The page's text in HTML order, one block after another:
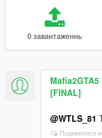
0 завантаженнь
Mafia2GTA5
[FINAL]
@WTLS_81
Подивитися